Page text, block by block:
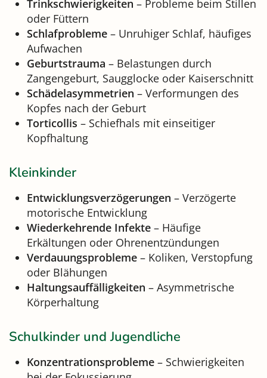
Trinkschwierigkeiten – Probleme beim Stillen
oder Füttern
Schlafprobleme – Unruhiger Schlaf, häufiges
Aufwachen
Geburtstrauma – Belastungen durch
Zangengeburt, Saugglocke oder Kaiserschnitt
Schädelasymmetrien – Verformungen des
Kopfes nach der Geburt
Torticollis – Schiefhals mit einseitiger
Kopfhaltung
Kleinkinder
Entwicklungsverzögerungen – Verzögerte
motorische Entwicklung
Wiederkehrende Infekte – Häufige
Erkältungen oder Ohrenentzündungen
Verdauungsprobleme – Koliken, Verstopfung
oder Blähungen
Haltungsauffälligkeiten – Asymmetrische
Körperhaltung
Schulkinder und Jugendliche
Konzentrationsprobleme – Schwierigkeiten